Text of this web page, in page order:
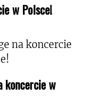
w Polsce!
koncercie w